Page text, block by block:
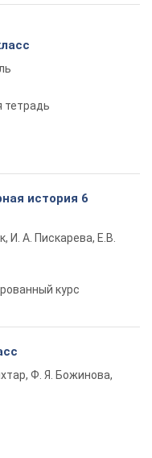
тетрадь
история 6
И. А. Пискарева, Е.В.
курс
Ф. Я. Божинова,